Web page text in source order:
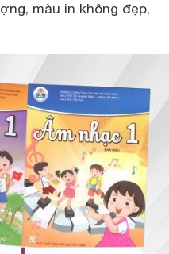
màu in không đẹp,